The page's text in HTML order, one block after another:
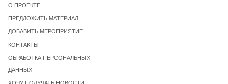
О ПРОЕКТЕ
ПРЕДЛОЖИТЬ МАТЕРИАЛ
ДОБАВИТЬ МЕРОПРИЯТИЕ
КОНТАКТЫ
ОБРАБОТКА ПЕРСОНАЛЬНЫХ
ДАННЫХ